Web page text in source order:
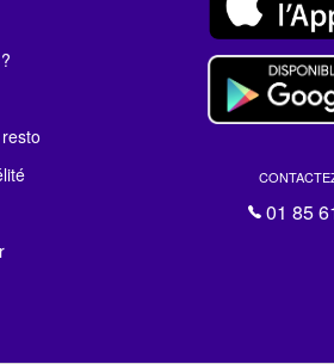
01 85